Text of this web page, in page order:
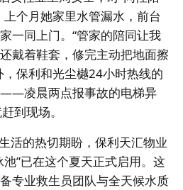
个月她家里水管漏水，前台
一同上门。“管家的陪同让我
戴着鞋套，修完主动把地面擦
保利和光尘樾24小时热线的
凌晨两点报事故的电梯异
到现场。
活的热切期盼，保利天汇物业
”已在这个夏天正式启用。这
专业救生员团队与全天候水质